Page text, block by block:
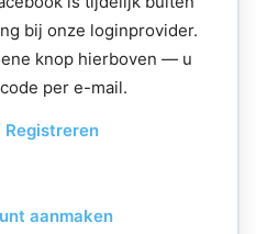
bij onze loginprovider.
knop hierboven — u
per e-mail.
Registreren
aanmaken